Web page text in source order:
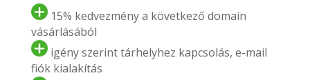
15% kedvezmény a következő domain
vásárlásából
igény szerint tárhelyhez kapcsolás, e-mail
fiók kialakítás